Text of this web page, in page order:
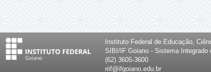
Instituto Federal de Educação,
SIBI/IF Goiano - Sistema Integrado
(62) 3605-3600
riif@ifgoiano.edu.br